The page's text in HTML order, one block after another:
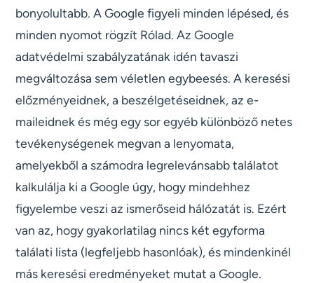
bonyolultabb. A Google figyeli minden lépésed, és
minden nyomot rögzít Rólad. Az Google
adatvédelmi szabályzatának idén tavaszi
megváltozása sem véletlen egybeesés. A keresési
előzményeidnek, a beszélgetéseidnek, az e-
maileidnek és még egy sor egyéb különböző netes
tevékenységenek megvan a lenyomata,
amelyekből a számodra legrelevánsabb találatot
kalkulálja ki a Google úgy, hogy mindehhez
figyelembe veszi az ismerőseid hálózatát is. Ezért
van az, hogy gyakorlatilag nincs két egyforma
találati lista (legfeljebb hasonlóak), és mindenkinél
más keresési eredményeket mutat a Google.